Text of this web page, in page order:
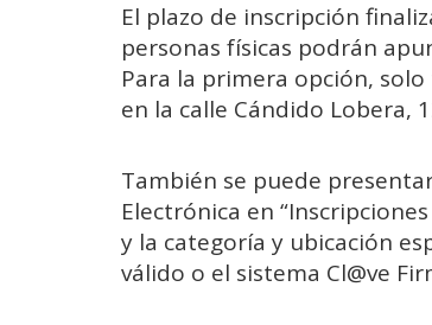
El plazo de inscripción
personas físicas podrán
Para la primera opción,
en la calle Cándido Lobera,
También se puede
Electrónica en
y la categoría y ubicación
válido o el sistema Cl@ve